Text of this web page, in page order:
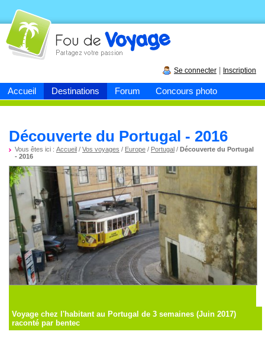
Accueil Destinations Forum Concours photo
Fou devoyage
Se connecter Inscription
Découverte du Portugal - 2016
Vous êtes ici : Accueil / Vos voyages / Europe / Portugal / Découverte du Portugal
- 2016
Voyage chez l'habitant au Portugal de 3 semaines (Juin 2017)
raconté par bentec